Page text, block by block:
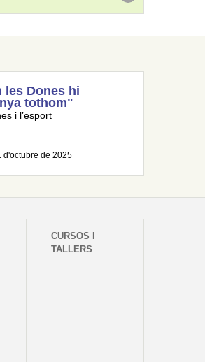
les Dones hi
tothom"
i l’esport
d'octubre de 2025
CURSOS I
TALLERS